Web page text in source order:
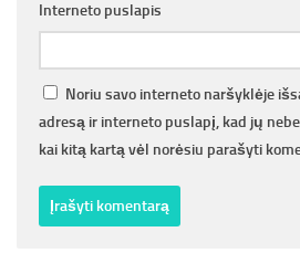
Interneto puslapis
Noriu savo interneto naršyklėje
adresą ir interneto puslapį, kad jų
kai kitą kartą vėl norėsiu parašyti